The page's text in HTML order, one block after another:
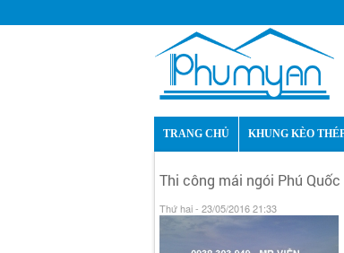
TRANG CHỦ KHUNG KÈO
Thi công mái ngói Phú Quốc
Thứ hai - 23/05/2016 21:33